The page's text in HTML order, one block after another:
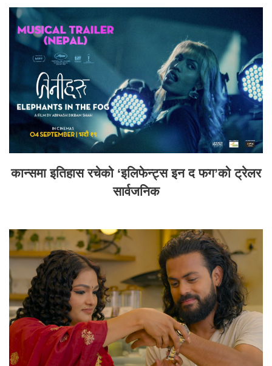
कान्समा इतिहास रचेको ‘इलिफेन्ट्स इन द फग’को ट्रेलर
सार्वजनिक